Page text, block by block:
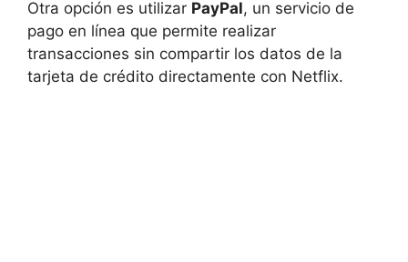
Otra opción es utilizar PayPal, un servicio de
pago en línea que permite realizar
transacciones sin compartir los datos de la
tarjeta de crédito directamente con Netflix.